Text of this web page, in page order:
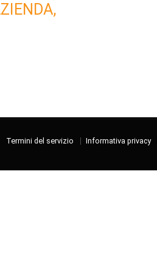
Termini del servizio Informativa privacy